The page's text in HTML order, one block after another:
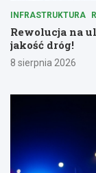
INFRASTRUKTURA
Rewolucja na
jakość dróg!
8 sierpnia 2026